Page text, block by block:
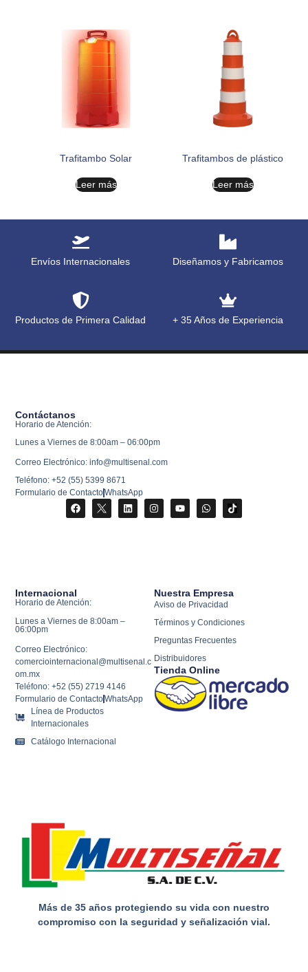
Trafitambo Solar
Leer más
Trafitambos de plástico
Leer más
Envíos Internacionales Diseñamos y Fabricamos
Productos de Primera Calidad + 35 Años de Experiencia
Más de 35 años protegiendo su vida con nuestro
compromiso con la seguridad y señalización vial.
Nuestra Empresa
Aviso de Privacidad
Términos y Condiciones
Preguntas Frecuentes
Distribuidores
Tienda Online
Internacional
Horario de Atención:
Lunes a Viernes de 8:00am –
06:00pm
Correo Electrónico:
comerciointernacional@multisenal.c
om.mx
Teléfono: +52 (55) 2719 4146
Formulario de ContactoWhatsApp
Línea de Productos
Internacionales
Catálogo Internacional
Contáctanos
Horario de Atención:
Lunes a Viernes de 8:00am – 06:00pm
Correo Electrónico: info@multisenal.com
Teléfono: +52 (55) 5399 8671
Formulario de ContactoWhatsApp